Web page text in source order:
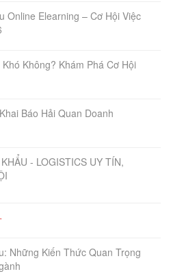
Online Elearning – Cơ Hội Việc
Không? Khám Phá Cơ Hội
Báo Hải Quan Doanh
- LOGISTICS UY TÍN,
Những Kiến Thức Quan Trọng